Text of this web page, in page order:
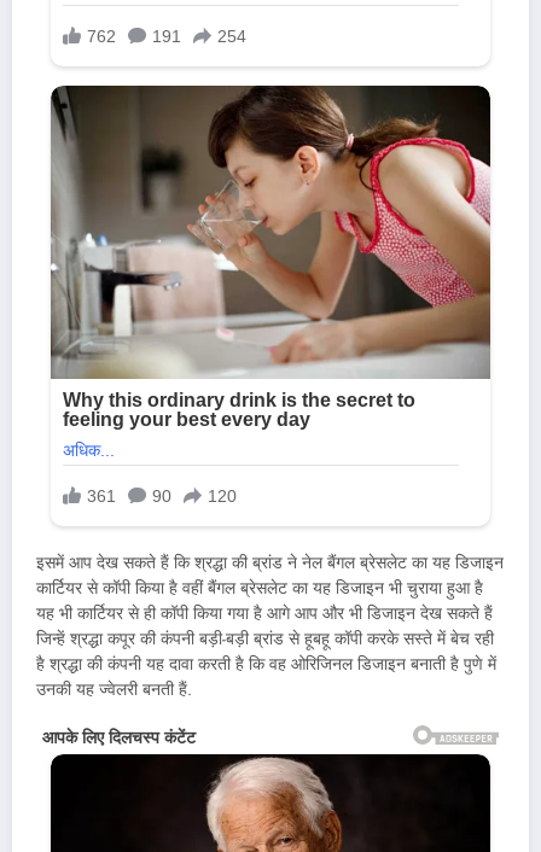
इसमें आप देख सकते हैं कि श्रद्धा की ब्रांड ने नेल बैंगल ब्रेसलेट का यह डिजाइन
कार्टियर से कॉपी किया है वहीं बैंगल ब्रेसलेट का यह डिजाइन भी चुराया हुआ है
यह भी कार्टियर से ही कॉपी किया गया है आगे आप और भी डिजाइन देख सकते हैं
जिन्हें श्रद्धा कपूर की कंपनी बड़ी-बड़ी ब्रांड से हूबहू कॉपी करके सस्ते में बेच रही
है श्रद्धा की कंपनी यह दावा करती है कि वह ओरिजिनल डिजाइन बनाती है पुणे में
उनकी यह ज्वेलरी बनती हैं.